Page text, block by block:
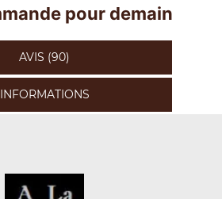
pour demain
AVIS (90)
INFORMATIONS